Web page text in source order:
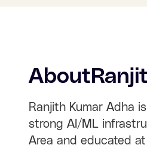
About
Ranjith Kumar Adha
strong AI/ML
Area and educated